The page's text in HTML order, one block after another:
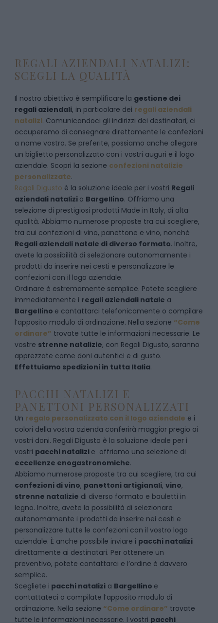
REGALI AZIENDALI NATALIZI:
SCEGLI LA QUALITÀ
Il nostro obiettivo è semplificare la gestione dei
regali aziendali, in particolare dei regali aziendali
natalizi. Comunicandoci gli indirizzi dei destinatari, ci
occuperemo di consegnare direttamente le confezioni
a nome vostro. Se preferite, possiamo anche allegare
un biglietto personalizzato con i vostri auguri e il logo
aziendale. Scopri la sezione confezioni natalizie
personalizzate.
Regali Digusto è la soluzione ideale per i vostri Regali
aziendali natalizi a Bargellino. Offriamo una
selezione di prestigiosi prodotti Made in Italy, di alta
qualità. Abbiamo numerose proposte tra cui scegliere,
tra cui confezioni di vino, panettone e vino, nonché
Regali aziendali natale di diverso formato. Inoltre,
avete la possibilità di selezionare autonomamente i
prodotti da inserire nei cesti e personalizzare le
confezioni con il logo aziendale.
Ordinare è estremamente semplice. Potete scegliere
immediatamente i regali aziendali natale a
Bargellino e contattarci telefonicamente o compilare
l’apposito modulo di ordinazione. Nella sezione “Come
ordinare” trovate tutte le informazioni necessarie. Le
vostre strenne natalizie, con Regali Digusto, saranno
apprezzate come doni autentici e di gusto.
Effettuiamo spedizioni in tutta Italia.
PACCHI NATALIZI E
PANETTONI PERSONALIZZATI
Un regalo personalizzato con il logo aziendale e i
colori della vostra azienda conferirà maggior pregio ai
vostri doni. Regali Digusto è la soluzione ideale per i
vostri pacchi natalizi e offriamo una selezione di
eccellenze enogastronomiche.
Abbiamo numerose proposte tra cui scegliere, tra cui
confezioni di vino, panettoni artigianali, vino,
strenne natalizie di diverso formato e bauletti in
legno. Inoltre, avete la possibilità di selezionare
autonomamente i prodotti da inserire nei cesti e
personalizzare tutte le confezioni con il vostro logo
aziendale. È anche possibile inviare i pacchi natalizi
direttamente ai destinatari. Per ottenere un
preventivo, potete contattarci e l’ordine è davvero
semplice.
Scegliete i pacchi natalizi a Bargellino e
contattateci o compilate l’apposito modulo di
ordinazione. Nella sezione “Come ordinare” trovate
tutte le informazioni necessarie. I vostri pacchi